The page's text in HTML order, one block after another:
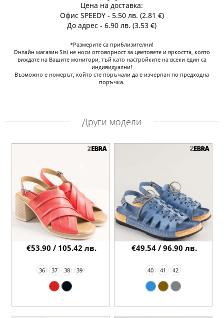
Цена на доставка:
Офис SPEEDY - 5.50 лв. (2.81 €)
До адрес - 6.90 лв. (3.53 €)
*Размерите са приблизителни!
Онлайн магазин Sisi не носи отговорност за цветовете и яркостта, която
виждате на Вашите монитори, тъй като настройките на всеки един са
индивидуални!
Възможно е номерът, който сте поръчали да е изчерпан по предходна
поръчка.
Други модели
36 37 38 39
€53.90 / 105.42 лв.
40 41 42
€49.54 / 96.90 лв.